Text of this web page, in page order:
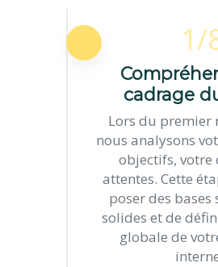
1/
cadrage
Lors du premier
nous analysons
objectifs, votre
attentes. Cette
poser des
solides et de
globale de